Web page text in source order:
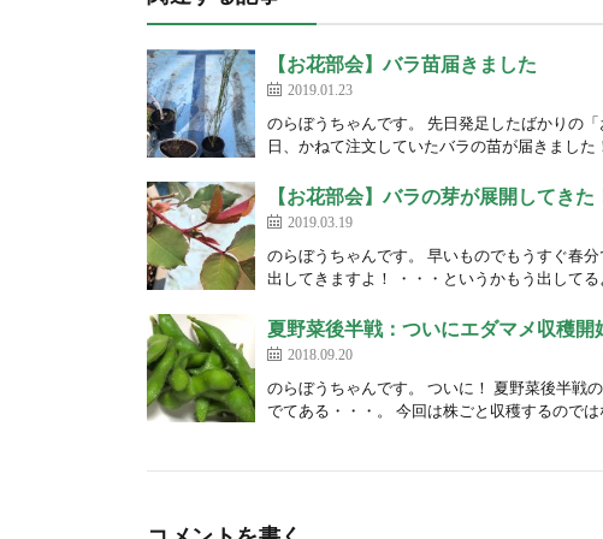
【お花部会】バラ苗届きました
2019.01.23
のらぼうちゃんです。 先日発足したばかりの
日、かねて注文していたバラの苗が届きました
【お花部会】バラの芽が展開してきた
2019.03.19
のらぼうちゃんです。 早いものでもうすぐ春
出してきますよ！ ・・・というかもう出して
夏野菜後半戦：ついにエダマメ収穫開
2018.09.20
のらぼうちゃんです。 ついに！ 夏野菜後半戦
でてある・・・。 今回は株ごと収穫するので